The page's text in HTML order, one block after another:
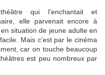
qui l’enchantait et
elle parvenait encore à
situation de jeune adulte en
Mais c’est par le cinéma
car on touche beaucoup
est peu nombreux par